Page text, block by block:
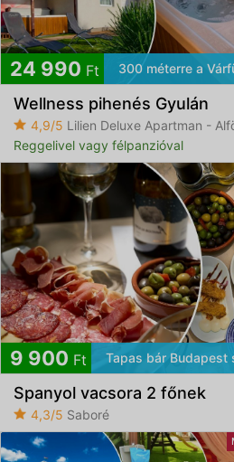
24 990 Ft 300 méterre a
Wellness pihenés Gyulán
4,9/5 Lilien Deluxe Apartman -
Reggelivel vagy félpanzióval
9 900 Ft Tapas bár Budapest
Spanyol vacsora 2 főnek
4,3/5 Saboré